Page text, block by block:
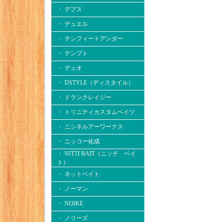
・ デプス
・ デュエル
・ テンフィートアンダー
・ テンプト
・ デュオ
・ DSTYLE（ディスタイル）
・ ドランクレイジー
・ トリニティカスタムベイツ
・ ニシネルアーワークス
・ ニッコー化成
・ NITTI BAIT（ニッチ ベイ
ト）
・ ネットベイト
・ ノーマン
・ NOIKE
・ ノリーズ